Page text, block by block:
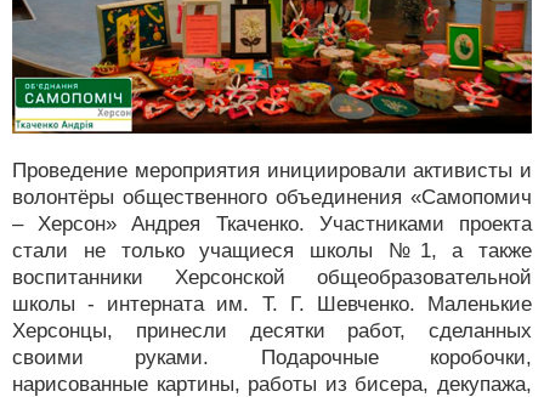
Проведение мероприятия инициировали активисты и
волонтёры общественного объединения «Самопомич
– Херсон» Андрея Ткаченко. Участниками проекта
стали не только учащиеся школы №1, а также
воспитанники Херсонской общеобразовательной
школы - интерната им. Т. Г. Шевченко. Маленькие
Херсонцы, принесли десятки работ, сделанных
своими руками. Подарочные коробочки,
нарисованные картины, работы из бисера, декупажа,